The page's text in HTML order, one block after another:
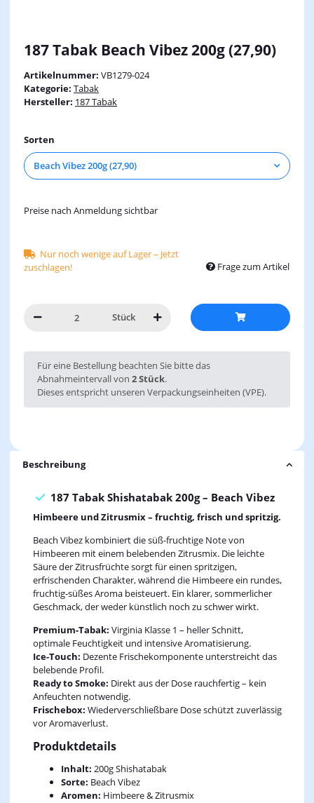
187 Tabak Beach Vibez 200g (27,90)
Artikelnummer: VB1279-024
Kategorie: Tabak
Hersteller: 187 Tabak
Sorten
Beach Vibez 200g (27,90)
Preise nach Anmeldung sichtbar
Nur noch wenige auf Lager – Jetzt
zuschlagen!
Frage zum Artikel
Stück
x
Für eine Bestellung beachten Sie bitte das
Abnahmeintervall von 2 Stück.
Dieses entspricht unseren Verpackungseinheiten (VPE).
Beschreibung
187 Tabak Shishatabak 200g – Beach Vibez
Himbeere und Zitrusmix – fruchtig, frisch und spritzig.
Beach Vibez kombiniert die süß-fruchtige Note von
Himbeeren mit einem belebenden Zitrusmix. Die leichte
Säure der Zitrusfrüchte sorgt für einen spritzigen,
erfrischenden Charakter, während die Himbeere ein rundes,
fruchtig-süßes Aroma beisteuert. Ein klarer, sommerlicher
Geschmack, der weder künstlich noch zu schwer wirkt.
Premium-Tabak: Virginia Klasse 1 – heller Schnitt,
optimale Feuchtigkeit und intensive Aromatisierung.
Ice-Touch: Dezente Frischekomponente unterstreicht das
belebende Profil.
Ready to Smoke: Direkt aus der Dose rauchfertig – kein
Anfeuchten notwendig.
Frischebox: Wiederverschließbare Dose schützt zuverlässig
vor Aromaverlust.
Produktdetails
Inhalt: 200g Shishatabak
Sorte: Beach Vibez
Aromen: Himbeere & Zitrusmix